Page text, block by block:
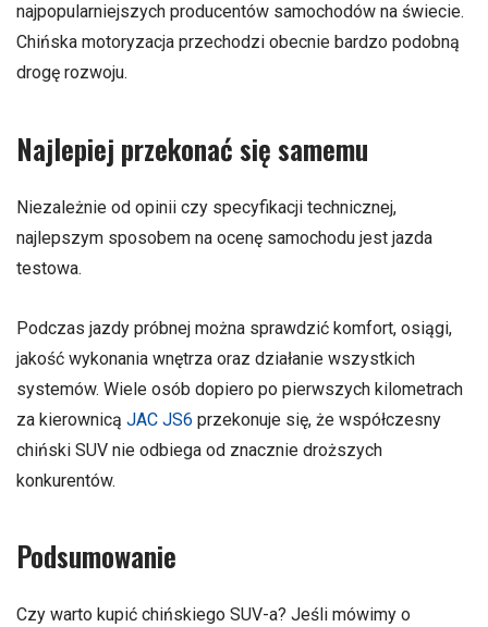
najpopularniejszych producentów samochodów na świecie.
Chińska motoryzacja przechodzi obecnie bardzo podobną
drogę rozwoju.
Najlepiej przekonać się samemu
Niezależnie od opinii czy specyfikacji technicznej,
najlepszym sposobem na ocenę samochodu jest jazda
testowa.
Podczas jazdy próbnej można sprawdzić komfort, osiągi,
jakość wykonania wnętrza oraz działanie wszystkich
systemów. Wiele osób dopiero po pierwszych kilometrach
za kierownicą JAC JS6 przekonuje się, że współczesny
chiński SUV nie odbiega od znacznie droższych
konkurentów.
Podsumowanie
Czy warto kupić chińskiego SUV-a? Jeśli mówimy o